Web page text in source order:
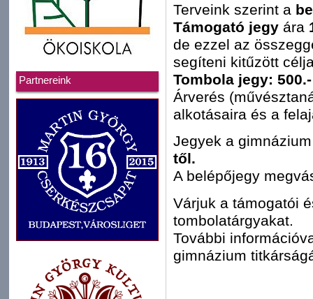
Partnereink
Terveink szerint a
Támogató jegy ára
de ezzel az
segíteni kitűzött
Tombola jegy:
Árverés
alkotásaira és a
Jegyek a
től.
A belépőjegy
Várjuk a támogatói
tombolatárgyakat.
További
gimnázium